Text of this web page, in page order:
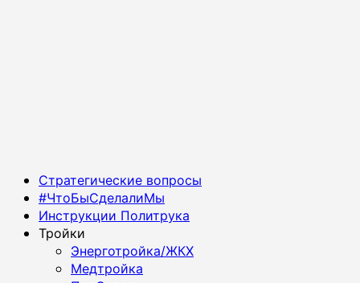
Основное
меню
Стратегические вопросы
#ЧтоБыСделалиМы
Инструкции Политрука
Тройки
Энерготройка/ЖКХ
Медтройка